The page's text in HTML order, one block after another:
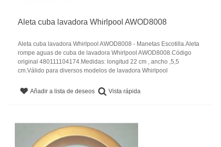
Aleta cuba lavadora Whirlpool AWOD8008
Aleta cuba lavadora Whirlpool AWOD8008 - Manetas Escotilla.Aleta
rompe aguas de cuba de lavadora Whirlpool AWOD8008.Código
original 480111104174.Medidas: longitud 22 cm , ancho ,5,5
cm.Válido para diversos modelos de lavadora Whirlpool
Añadir a lista de deseos Vista rápida